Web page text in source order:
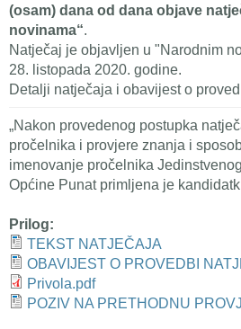
(osam) dana od dana objave
novinama“.
Natječaj je objavljen u "Narodnim
28. listopada 2020. godine.
Detalji natječaja i obavijest o
„Nakon provedenog postupka
pročelnika i provjere znanja i
imenovanje pročelnika
Općine Punat primljena je
Prilog:
TEKST NATJEČAJA
OBAVIJEST O PROVEDBI
Privola.pdf
POZIV NA PRETHODNU